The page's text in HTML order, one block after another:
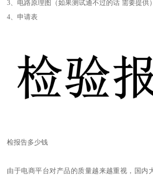
3、电路原理图（如果测试通不过的话 需要提供
4、申请表
检报告多少钱
由于电商平台对产品的质量越来越重视，国内